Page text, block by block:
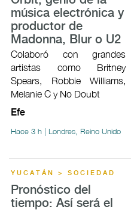
música electrónica y
productor de
Madonna, Blur o U2
Colaboró con grandes
artistas como Britney
Spears, Robbie Williams,
Melanie C y No Doubt
Efe
Hace 3 h | Londres, Reino Unido
YUCATÁN > SOCIEDAD
Pronóstico del
tiempo: Así será el